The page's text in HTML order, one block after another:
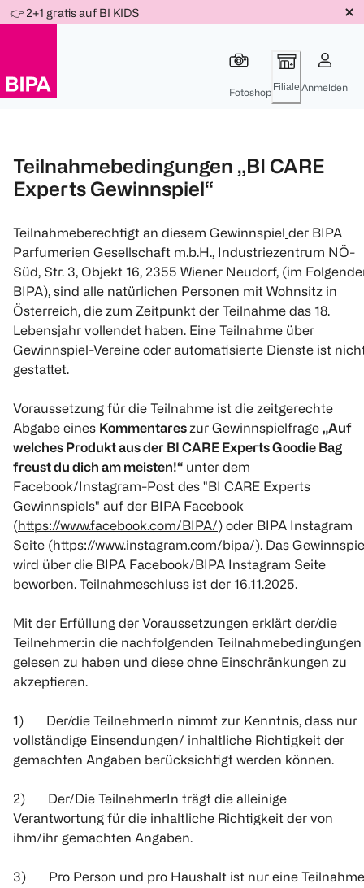
Für
Für
Für
Weiter
zum
👉 2+1 gratis auf BI KIDS
Fotoshop Filiale Anmelden
Teilnahmebedingungen „BI CARE
Experts Gewinnspiel“
Teilnahmeberechtigt an diesem Gewinnspiel der BIPA
Parfumerien Gesellschaft m.b.H., Industriezentrum NÖ-
Süd, Str. 3, Objekt 16, 2355 Wiener Neudorf, (im
BIPA), sind alle natürlichen Personen mit Wohnsitz in
Österreich, die zum Zeitpunkt der Teilnahme das 18.
Lebensjahr vollendet haben. Eine Teilnahme über
Gewinnspiel-Vereine oder automatisierte Dienste ist
gestattet.
Voraussetzung für die Teilnahme ist die zeitgerechte
Abgabe eines Kommentares zur Gewinnspielfrage „Auf
welches Produkt aus der BI CARE Experts Goodie Bag
freust du dich am meisten!“ unter dem
Facebook/Instagram-Post des "BI CARE Experts
Gewinnspiels" auf der BIPA Facebook
(https://www.facebook.com/BIPA/) oder BIPA Instagram
Seite (https://www.instagram.com/bipa/). Das
wird über die BIPA Facebook/BIPA Instagram Seite
beworben. Teilnahmeschluss ist der 16.11.2025.
Mit der Erfüllung der Voraussetzungen erklärt der/die
Teilnehmer:in die nachfolgenden Teilnahmebedingungen
gelesen zu haben und diese ohne Einschränkungen zu
akzeptieren.
1) Der/die TeilnehmerIn nimmt zur Kenntnis, dass nur
vollständige Einsendungen/ inhaltliche Richtigkeit der
gemachten Angaben berücksichtigt werden können.
2) Der/Die TeilnehmerIn trägt die alleinige
Verantwortung für die inhaltliche Richtigkeit der von
ihm/ihr gemachten Angaben.
3) Pro Person und pro Haushalt ist nur eine Teilnahme